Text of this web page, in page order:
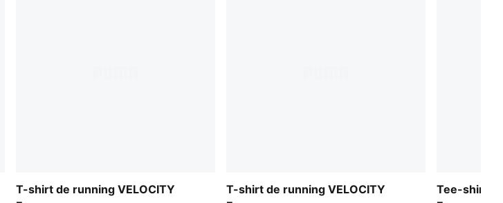
T-shirt de running VELOCITY
T-shirt de running VELOCITY
Tee-shirt